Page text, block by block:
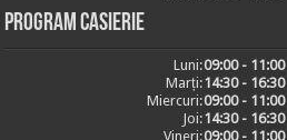
Program casierie
Luni:09:00 - 11:00
Marți:14:30 - 16:30
Miercuri:09:00 - 11:00
Joi:14:30 - 16:30
Vineri:09:00 - 11:00